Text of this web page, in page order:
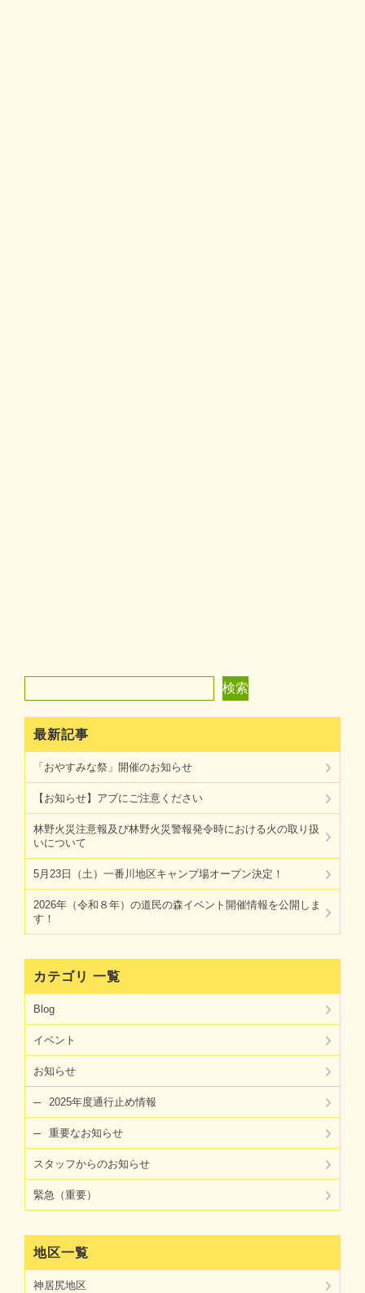
検索
最新記事
「おやすみな祭」開催のお知らせ
【お知らせ】アブにご注意ください
林野火災注意報及び林野火災警報発令時における火の取り扱
いについて
5月23日（土）一番川地区キャンプ場オープン決定！
2026年（令和８年）の道民の森イベント開催情報を公開しま
す！
カテゴリ 一覧
Blog
イベント
お知らせ
2025年度通行止め情報
重要なお知らせ
スタッフからのお知らせ
緊急（重要）
地区一覧
神居尻地区